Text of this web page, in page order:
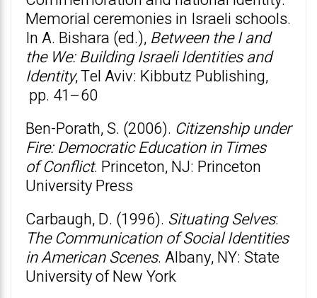
Memorial ceremonies in Israeli schools.
In A. Bishara (ed.), Between the I and
the We: Building Israeli Identities and
Identity, Tel Aviv: Kibbutz Publishing,
pp. 41–60
Ben-Porath, S. (2006). Citizenship under
Fire: Democratic Education in Times
ofConflict. Princeton, NJ: Princeton
University Press
Carbaugh, D. (1996). Situating Selves:
The Communication of Social Identities
in American Scenes. Albany, NY: State
University of New York